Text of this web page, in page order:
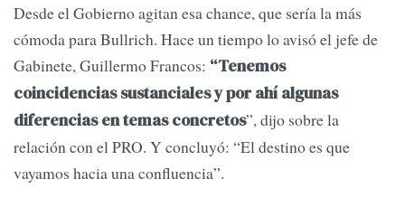
Desde el Gobierno agitan esa chance, que sería la más
cómoda para Bullrich. Hace un tiempo lo avisó el jefe de
Gabinete, Guillermo Francos: “Tenemos
coincidencias sustanciales y por ahí algunas
diferencias en temas concretos”, dijo sobre la
relación con el PRO. Y concluyó: “El destino es que
vayamos hacia una confluencia”.